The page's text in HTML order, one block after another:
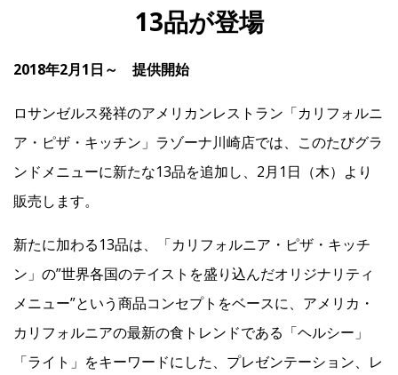
IR
財務・業績情報 IRライブラリー
よくあるご質問 IRお問い合わせ 免責事項
Franchise
Recruit
Contact
13品が登場
2018年2月1日～ 提供開始
ロサンゼルス発祥のアメリカンレストラン「カリフォルニ
ア・ピザ・キッチン」ラゾーナ川崎店では、このたびグラ
ンドメニューに新たな13品を追加し、2月1日（木）より
販売します。
新たに加わる13品は、「カリフォルニア・ピザ・キッチ
ン」の”世界各国のテイストを盛り込んだオリジナリティ
メニュー”という商品コンセプトをベースに、アメリカ・
カリフォルニアの最新の食トレンドである「ヘルシー」
「ライト」をキーワードにした、プレゼンテーション、レ